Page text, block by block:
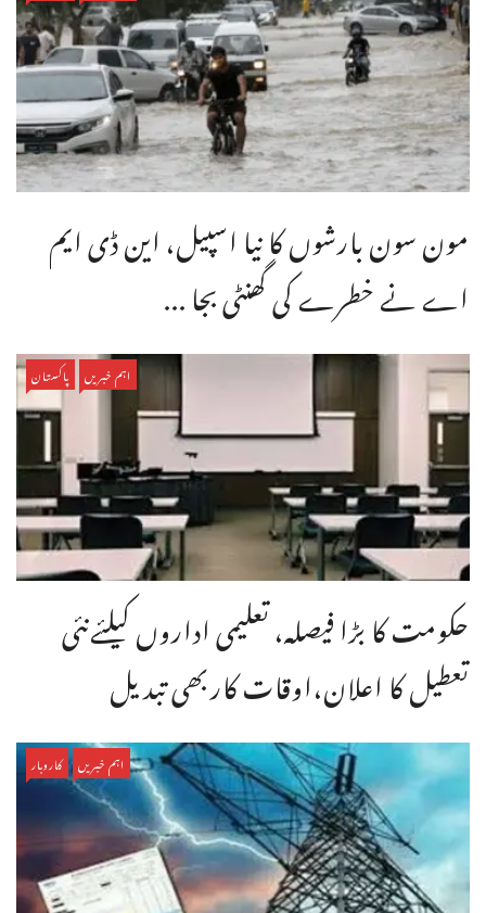
مون سون بارشوں کا نیا اسپیل، این ڈی ایم
اے نے خطرے کی گھنٹی بجا ...
اہم خبریں پاکستان
حکومت کا بڑا فیصلہ، تعلیمی اداروں کیلئےنئی
تعطیل کا اعلان،اوقات کاربھی تبدیل
اہم خبریں کاروبار